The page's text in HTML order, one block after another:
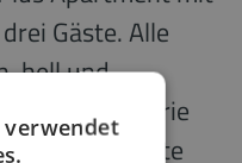
Gäste. Alle
hell und
nach Kategorie
ausgestattete
verwendet